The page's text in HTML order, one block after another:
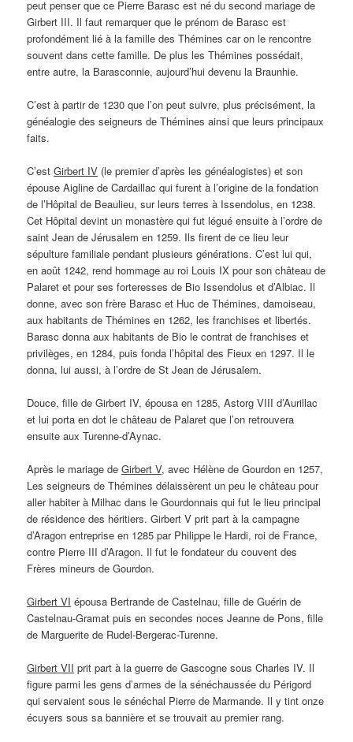
peut penser que ce Pierre Barasc est né du second mariage de
Girbert III. Il faut remarquer que le prénom de Barasc est
profondément lié à la famille des Thémines car on le rencontre
souvent dans cette famille. De plus les Thémines possédait,
entre autre, la Barasconnie, aujourd’hui devenu la Braunhie.
C’est à partir de 1230 que l’on peut suivre, plus précisément, la
généalogie des seigneurs de Thémines ainsi que leurs principaux
faits.
C’estGirbert IV (le premier d’après les généalogistes) et son
épouse Aigline de Cardaillac qui furent à l’origine de la fondation
de l’Hôpital de Beaulieu, sur leurs terres à Issendolus, en 1238.
Cet Hôpital devint un monastère qui fut légué ensuite à l’ordre de
saint Jean de Jérusalem en 1259. Ils firent de ce lieu leur
sépulture familiale pendant plusieurs générations. C’est lui qui,
en août 1242, rend hommage au roi Louis IX pour son château de
Palaret et pour ses forteresses de Bio Issendolus et d’Albiac. Il
donne, avec son frère Barasc et Huc de Thémines, damoiseau,
aux habitants de Thémines en 1262, les franchises et libertés.
Barasc donna aux habitants de Bio le contrat de franchises et
privilèges, en 1284, puis fonda l’hôpital des Fieux en 1297. Il le
donna, lui aussi, à l’ordre de St Jean de Jérusalem.
Douce, fille de Girbert IV, épousa en 1285, Astorg VIII d’Aurillac
et lui porta en dot le château de Palaret que l’on retrouvera
ensuite aux Turenne-d’Aynac.
Après le mariage deGirbert V, avec Hélène de Gourdon en 1257,
Les seigneurs de Thémines délaissèrent un peu le château pour
aller habiter à Milhac dans le Gourdonnais qui fut le lieu principal
de résidence des héritiers. Girbert V prit part à la campagne
d’Aragon entreprise en 1285 par Philippe le Hardi, roi de France,
contre Pierre III d’Aragon. Il fut le fondateur du couvent des
Frères mineurs de Gourdon.
Girbert VI épousa Bertrande de Castelnau, fille de Guérin de
Castelnau-Gramat puis en secondes noces Jeanne de Pons, fille
de Marguerite de Rudel-Bergerac-Turenne.
Girbert VII prit part à la guerre de Gascogne sous Charles IV. Il
figure parmi les gens d’armes de la sénéchaussée du Périgord
qui servaient sous le sénéchal Pierre de Marmande. Il y tint onze
écuyers sous sa bannière et se trouvait au premier rang.